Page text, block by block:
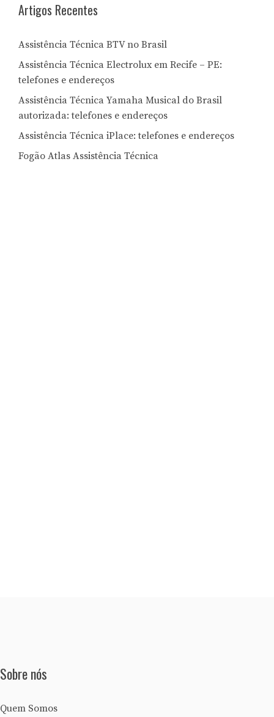
Artigos Recentes
Assistência Técnica BTV no Brasil
Assistência Técnica Electrolux em Recife – PE:
telefones e endereços
Assistência Técnica Yamaha Musical do Brasil
autorizada: telefones e endereços
Assistência Técnica iPlace: telefones e endereços
Fogão Atlas Assistência Técnica
Sobre nós
Quem Somos